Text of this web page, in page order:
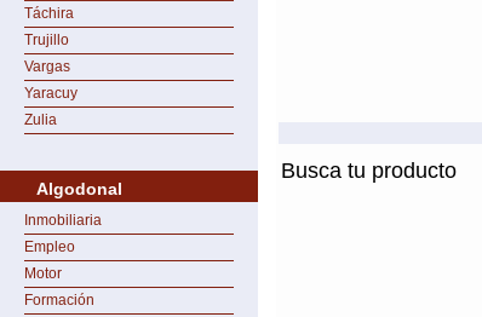
Táchira
Trujillo
Vargas
Yaracuy
Zulia
Algodonal
Inmobiliaria
Empleo
Motor
Formación
Busca tu producto